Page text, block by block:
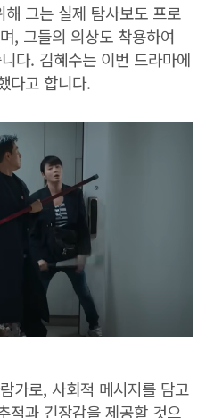
그는 실제 탐사보도 프로
, 그들의 의상도 착용하여
다. 김혜수는 이번 드라마에
다고 합니다.
가로, 사회적 메시지를 담고
적과 긴장감을 제공할 것으